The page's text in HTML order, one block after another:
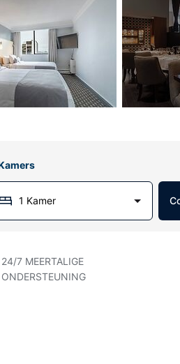
1 Kamer
24/7 MEERTALIGE
ONDERSTEUNING